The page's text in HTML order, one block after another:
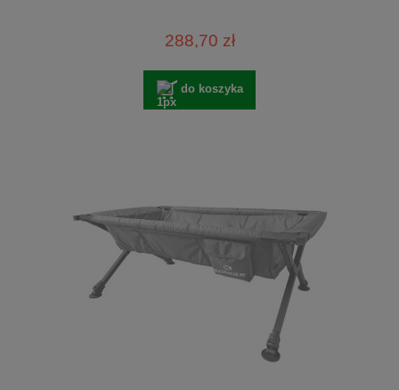
288,70 zł
do koszyka